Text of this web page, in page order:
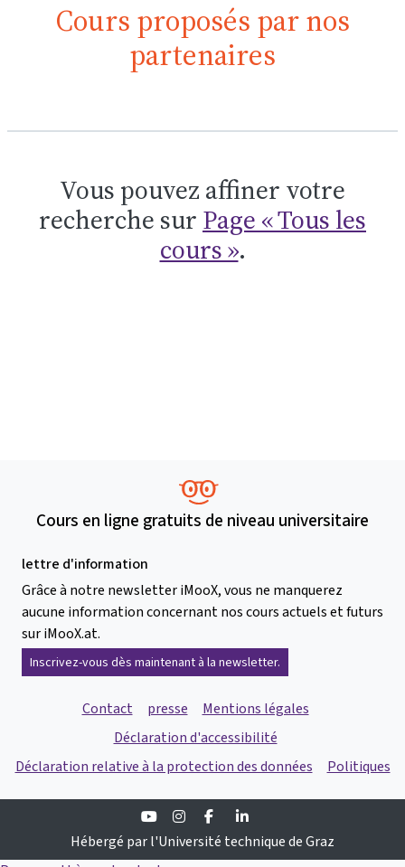
Cours proposés par nos
partenaires
Vous pouvez affiner votre
recherche sur Page « Tous les
cours ».
Cours en ligne gratuits de niveau universitaire
lettre d'information
Grâce à notre newsletter iMooX, vous ne manquerez
aucune information concernant nos cours actuels et futurs
sur iMooX.at.
Inscrivez-vous dès maintenant à la newsletter.
Contact presse
Mentions légales
Déclaration d'accessibilité
Déclaration relative à la protection des données
Politiques
YoutubeInstagramFacebook
Hébergé par l'Université technique de Graz